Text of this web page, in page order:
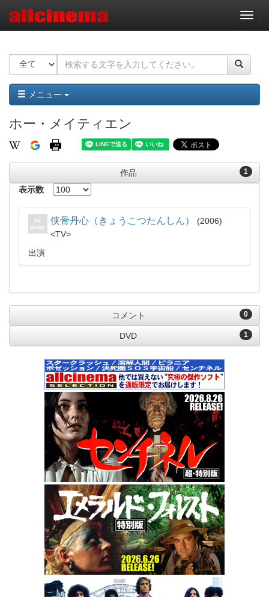
ナ
ビ
ー
ョ
ン
メニュー
ホー・メイティエン
1
作品
表示数
侠骨丹心（きょうこつたんしん）
2006
TV
出演
0
コメント
1
DVD